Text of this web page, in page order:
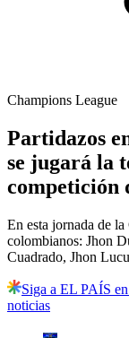
Champions League
Partidazos
se jugará la
competición
En esta jornada de
colombianos: Jhon
Cuadrado, Jhon
Siga a EL PAÍS
noticias